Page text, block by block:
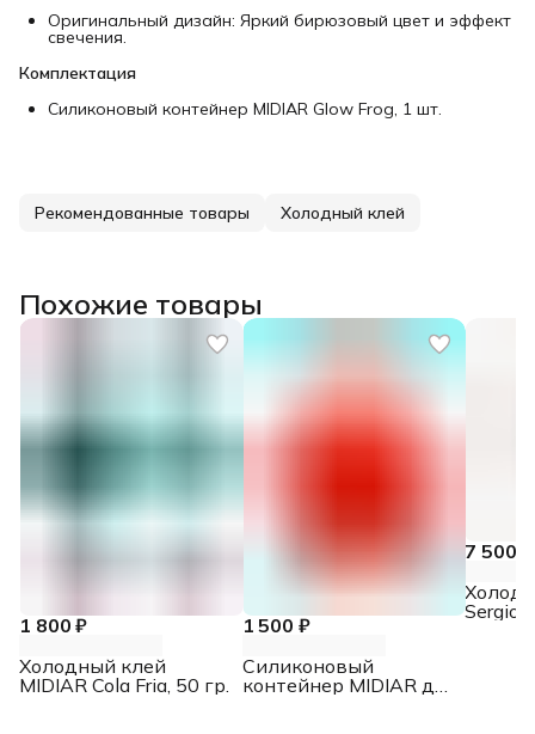
Оригинальный дизайн: Яркий бирюзовый цвет и эффект
свечения.
Комплектация
Силиконовый контейнер MIDIAR Glow Frog, 1 шт.
Рекомендованные товары Холодный клей
Похожие товары
1 800 ₽
Холодный клей
MIDIAR Cola Fria, 50 гр.
1 500 ₽
Силиконовый
контейнер MIDIAR для
7 500 ₽
Sergio